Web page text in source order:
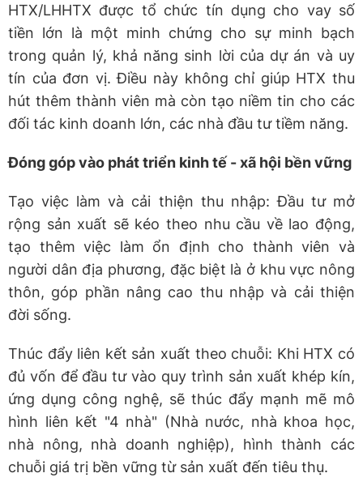
HTX/LHHTX được tổ chức tín dụng cho vay số
tiền lớn là một minh chứng cho sự minh bạch
trong quản lý, khả năng sinh lời của dự án và uy
tín của đơn vị. Điều này không chỉ giúp HTX thu
hút thêm thành viên mà còn tạo niềm tin cho các
đối tác kinh doanh lớn, các nhà đầu tư tiềm năng.
Đóng góp vào phát triển kinh tế - xã hội bền vững
Tạo việc làm và cải thiện thu nhập: Đầu tư mở
rộng sản xuất sẽ kéo theo nhu cầu về lao động,
tạo thêm việc làm ổn định cho thành viên và
người dân địa phương, đặc biệt là ở khu vực nông
thôn, góp phần nâng cao thu nhập và cải thiện
đời sống.
Thúc đẩy liên kết sản xuất theo chuỗi: Khi HTX có
đủ vốn để đầu tư vào quy trình sản xuất khép kín,
ứng dụng công nghệ, sẽ thúc đẩy mạnh mẽ mô
hình liên kết "4 nhà" (Nhà nước, nhà khoa học,
nhà nông, nhà doanh nghiệp), hình thành các
chuỗi giá trị bền vững từ sản xuất đến tiêu thụ.